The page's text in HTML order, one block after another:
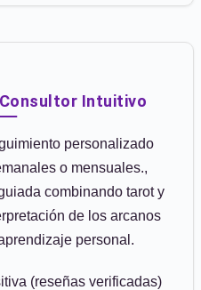
Intuitivo
personalizado
o mensuales.,
combinando tarot y
de los arcanos
personal.
(reseñas verificadas)